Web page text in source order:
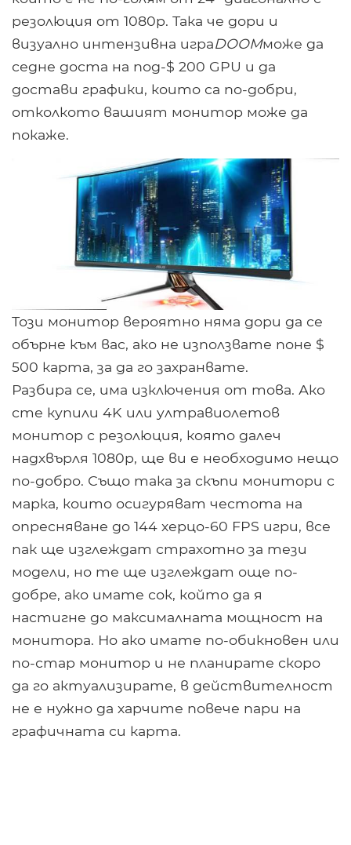
резолюция от 1080p. Така че дори и
визуално интензивна играDOOMможе да
седне доста на под-$ 200 GPU и да
достави графики, които са по-добри,
отколкото вашият монитор може да
покаже.
Този монитор вероятно няма дори да се
обърне към вас, ако не използвате поне $
500 карта, за да го захранвате.
Разбира се, има изключения от това. Ако
сте купили 4K или ултравиолетов
монитор с резолюция, която далеч
надхвърля 1080p, ще ви е необходимо нещо
по-добро. Също така за скъпи монитори с
марка, които осигуряват честота на
опресняване до 144 херцо-60 FPS игри, все
пак ще изглеждат страхотно за тези
модели, но те ще изглеждат още по-
добре, ако имате сок, който да я
настигне до максималната мощност на
монитора. Но ако имате по-обикновен или
по-стар монитор и не планирате скоро
да го актуализирате, в действителност
не е нужно да харчите повече пари на
графичната си карта.